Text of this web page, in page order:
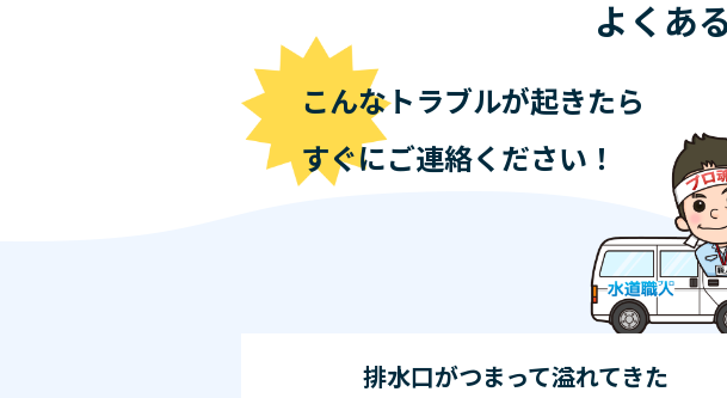
よくあ
こんなトラブルが起きたら
すぐにご連絡ください！
排水口がつまって溢れてきた